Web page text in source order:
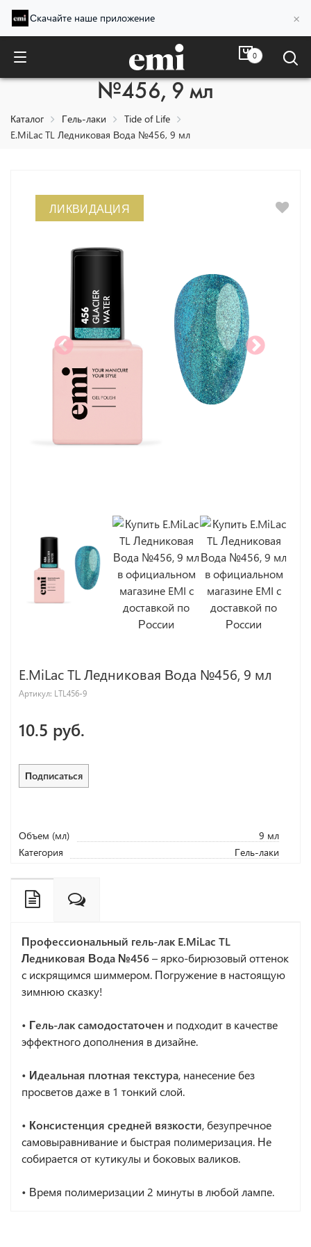
Скачайте наше приложение ×
0
E.MiLac TL Ледниковая Вода
№456, 9 мл
Каталог Гель-лаки
Tide of Life
E.MiLac TL Ледниковая Вода №456, 9 мл
ЛИКВИДАЦИЯ
E.MiLac TL Ледниковая Вода №456, 9 мл
Артикул: LTL456-9
10.5 руб.
Подписаться
Объем (мл)
9 мл
Категория
Гель-лаки
Профессиональный гель-лак E.MiLac TL
Ледниковая Вода №456– ярко-бирюзовый оттенок
с искрящимся шиммером. Погружение в настоящую
зимнюю сказку!
• Гель-лак самодостаточен и подходит в качестве
эффектного дополнения в дизайне.
• Идеальная плотная текстура, нанесение без
просветов даже в 1 тонкий слой.
• Консистенция средней вязкости, безупречное
самовыравнивание и быстрая полимеризация. Не
собирается от кутикулы и боковых валиков.
• Время полимеризации 2 минуты в любой лампе.